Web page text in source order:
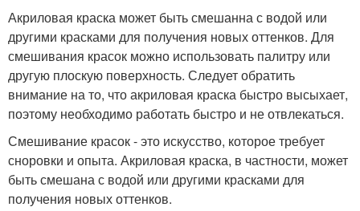
Акриловая краска может быть смешанна с водой или
другими красками для получения новых оттенков. Для
смешивания красок можно использовать палитру или
другую плоскую поверхность. Следует обратить
внимание на то, что акриловая краска быстро высыхает,
поэтому необходимо работать быстро и не отвлекаться.
Смешивание красок - это искусство, которое требует
сноровки и опыта. Акриловая краска, в частности, может
быть смешана с водой или другими красками для
получения новых оттенков.